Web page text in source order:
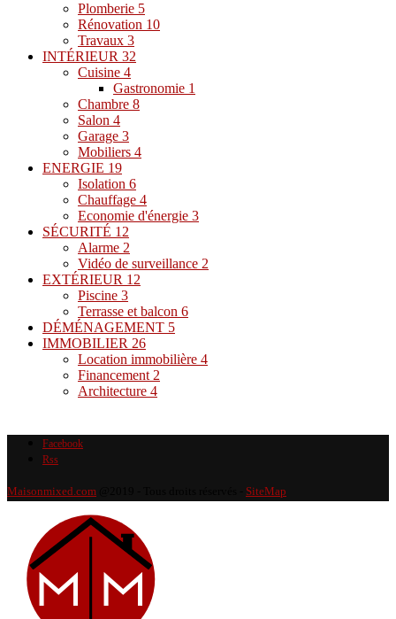
Plomberie 5
Rénovation 10
Travaux 3
INTÉRIEUR 32
Cuisine 4
Gastronomie 1
Chambre 8
Salon 4
Garage 3
Mobiliers 4
ENERGIE 19
Isolation 6
Chauffage 4
Economie d'énergie 3
SÉCURITÉ 12
Alarme 2
Vidéo de surveillance 2
EXTÉRIEUR 12
Piscine 3
Terrasse et balcon 6
DÉMÉNAGEMENT 5
IMMOBILIER 26
Location immobilière 4
Financement 2
Architecture 4
Facebook
Rss
Maisonmixed.com SiteMap